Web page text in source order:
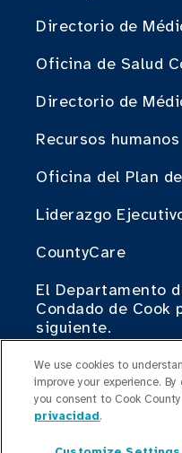
Directorio de
Oficina de Salud
Directorio de
Recursos humanos
Oficina del Plan
Liderazgo
CountyCare
El Departamento
Condado de Cook
siguiente.
Cook County
El Instituto de
Health
We use cookies to
improve your experience.
you consent to Cook
privacidad.